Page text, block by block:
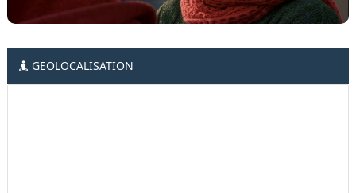
GEOLOCALISATION